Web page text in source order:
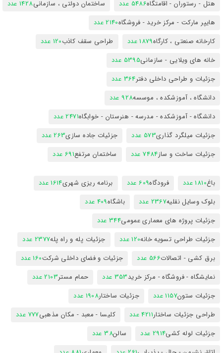
هتل - رستوران - اقامتگاه5486 عدد ساختمان دولتی ، سازمانی1428 عدد
هایپر مارکت - مرکز خرید - فروشگاه2140 عدد
کارخانه صنعتی ، کارگاه1879 عدد طراحی سقف کاذب120 عدد
خانه های ویلایی - سازمانی5395 عدد
جزئیات و طراحی داخلی دفتر364 عدد
دانشگاه ، آموزشکده ، موسسه928 عدد
دانشگاه - آموزشکده - مدرسه - هنرستان - خوابگاه2471 عدد
جزئیات میلگرد گذاری573 عدد جزئیات جاده سازی263 عدد
جزئیات ساخت و ساز7484 عدد ساختمان مرتفع691 عدد
باغ1810 عدد فرودگاه609 عدد برنامه ریزی شهری1614 عدد
بلوک وسایل نقلیه2367 عدد باشگاه409 عدد
جزئیات پروژه های معماری عمومی344 عدد
جزئیات طراحی تسویه خانه120 عدد جزئیات پله و راه پله2377 عدد
برق کشی - اتصالات566 عدد جزئیات و فضای داخلی شرکت160 عدد
نمایشگاه - فروشگاه - مرکز خرید353 عدد حمام مستر2103 عدد
جزئیات ستون1157 عدد جزئیات ساختار1908 عدد
طراحی جزئیات ساختار4211 عدد کلیسا - معبد - مکان مذهبی777 عدد
جزئیات لوله کشی2914 عدد سالن38 عدد